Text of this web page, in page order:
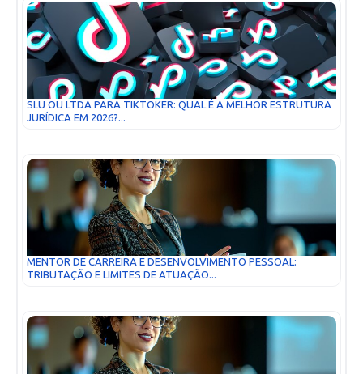
SLU OU LTDA PARA TIKTOKER: QUAL É A MELHOR ESTRUTURA
JURÍDICA EM 2026?...
MENTOR DE CARREIRA E DESENVOLVIMENTO PESSOAL:
TRIBUTAÇÃO E LIMITES DE ATUAÇÃO...